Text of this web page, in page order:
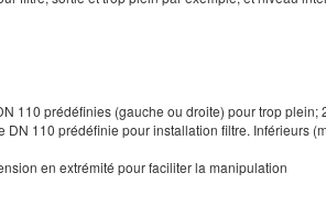
110 prédéfinies (gauche ou droite) pour trop plein;
110 prédéfinie pour installation filtre. Inférieurs
en extrémité pour faciliter la manipulation